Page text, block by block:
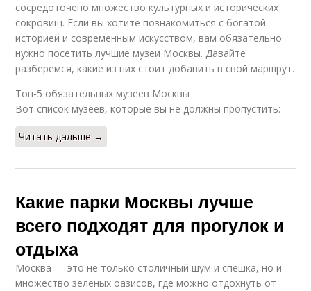
сосредоточено множество культурных и исторических
сокровищ. Если вы хотите познакомиться с богатой
историей и современным искусством, вам обязательно
нужно посетить лучшие музеи Москвы. Давайте
разберемся, какие из них стоит добавить в свой маршрут.
Топ-5 обязательных музеев Москвы
Вот список музеев, которые вы не должны пропустить:
Читать дальше →
Какие парки Москвы лучше
всего подходят для прогулок и
отдыха
Москва — это не только столичный шум и спешка, но и
множество зеленых оазисов, где можно отдохнуть от